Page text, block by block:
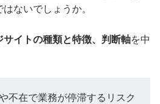
ないでしょうか。
サイトの種類と特徴、判断軸を中
不在で業務が停滞するリスク